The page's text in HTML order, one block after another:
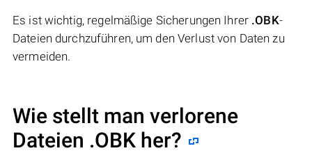
Es ist wichtig, regelmäßige Sicherungen Ihrer .OBK-
Dateien durchzuführen, um den Verlust von Daten zu
vermeiden.
Wie stellt man verlorene
Dateien .OBK her?